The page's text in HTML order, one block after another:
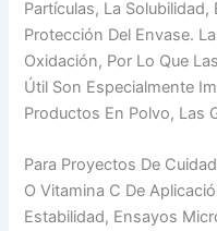
Partículas, La
Protección Del Envase.
Oxidación, Por Lo Que
Útil Son Especialmente
Productos En Polvo, Las
Para Proyectos De
O Vitamina C De
Estabilidad, Ensayos